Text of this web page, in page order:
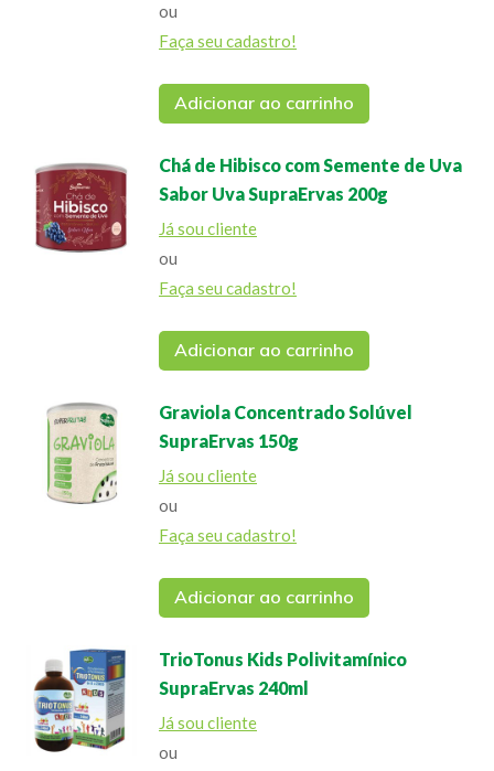
ou
Faça seu cadastro!
Adicionar ao carrinho
Chá de Hibisco com Semente de Uva
Sabor Uva SupraErvas 200g
Já sou cliente
ou
Faça seu cadastro!
Adicionar ao carrinho
Graviola Concentrado Solúvel
SupraErvas 150g
Já sou cliente
ou
Faça seu cadastro!
Adicionar ao carrinho
TrioTonus Kids Polivitamínico
SupraErvas 240ml
Já sou cliente
ou